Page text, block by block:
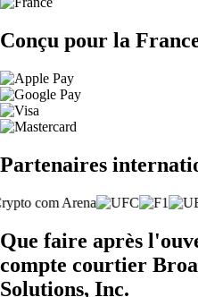
Conçu pour la
Partenaires
Que faire après
compte courtier
Solutions, Inc.